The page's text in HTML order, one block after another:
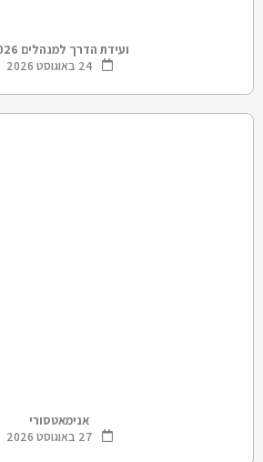
ועידת הדרך למנהלים 2026
24 באוגוסט 2026
אנימאטסורי
27 באוגוסט 2026